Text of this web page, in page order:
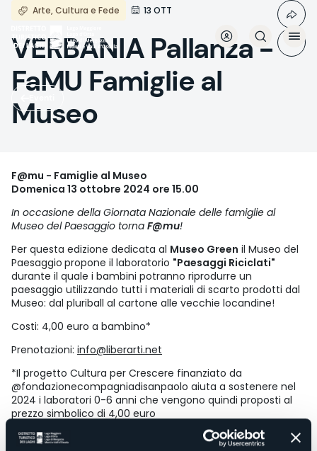
Salta
principale
Arte, Cultura e Fede 13 OTT
VERBANIA Pallanza -
FaMU Famiglie al
Museo
F@mu - Famiglie al Museo
Domenica 13 ottobre 2024 ore 15.00
In occasione della Giornata Nazionale delle famiglie al
Museo del Paesaggio torna F@mu!
Per questa edizione dedicata al Museo Green il Museo del
Paesaggio propone il laboratorio "Paesaggi Riciclati"
durante il quale i bambini potranno riprodurre un
paesaggio utilizzando tutti i materiali di scarto prodotti dal
Museo: dal pluriball al cartone alle vecchie locandine!
Costi: 4,00 euro a bambino*
Prenotazioni: info@liberarti.net
*Il progetto Cultura per Crescere finanziato da
@fondazionecompagniadisanpaolo aiuta a sostenere nel
2024 i laboratori 0-6 anni che vengono quindi proposti al
prezzo simbolico di 4,00 euro
Organizzatore
LiberArti & Museo del Paesaggio